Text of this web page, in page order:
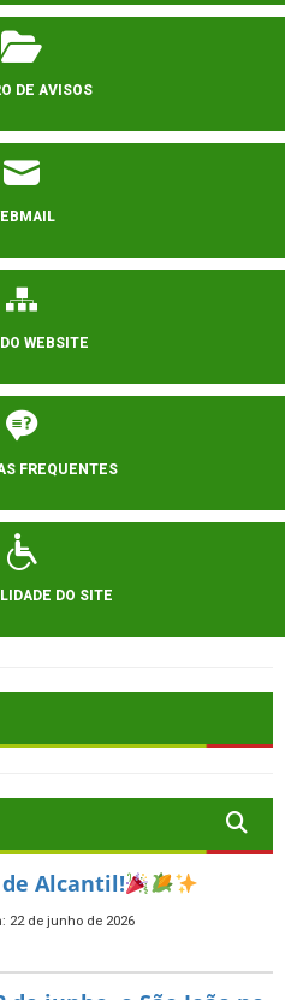
DE AVISOS
WEBSITE
FREQUENTES
DO SITE
de Alcantil!
22 de junho de 2026